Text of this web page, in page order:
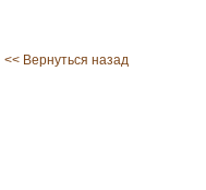
<< Вернуться назад